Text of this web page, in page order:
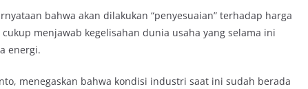
bahwa akan dilakukan “penyesuaian” terhadap harga
menjawab kegelisahan dunia usaha yang selama ini
energi.
menegaskan bahwa kondisi industri saat ini sudah berada